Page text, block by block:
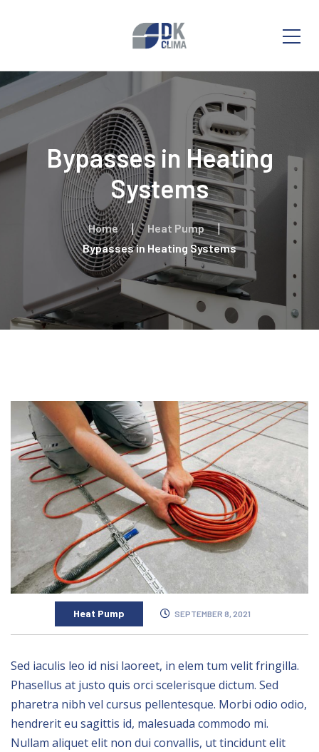
Bypasses in Heating
Systems
Home
Heat Pump
Bypasses in Heating Systems
Heat Pump SEPTEMBER 8, 2021
Sed iaculis leo id nisi laoreet, in elem tum velit fringilla.
Phasellus at justo quis orci scelerisque dictum. Sed
pharetra nibh vel cursus pellentesque. Morbi odio odio,
hendrerit eu sagittis id, malesuada commodo mi.
Nullam aliquet elit non dui convallis, ut tincidunt elit